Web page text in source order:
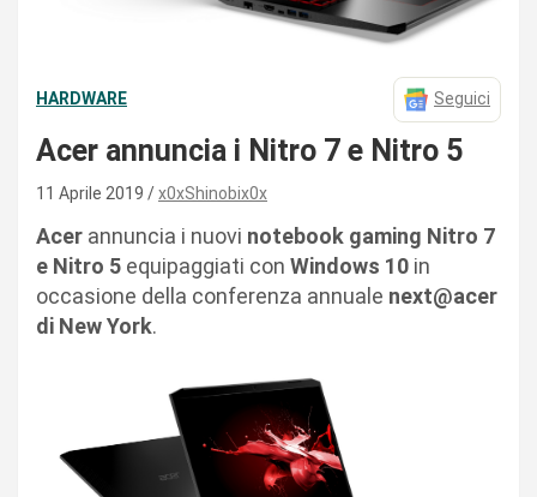
HARDWARE Seguici
Acer annuncia i Nitro 7 e Nitro 5
11 Aprile 2019 x0xShinobix0x
Acer annuncia i nuovi notebook gaming Nitro 7
e Nitro 5 equipaggiati con Windows 10 in
occasione della conferenza annuale next@acer
di New York.